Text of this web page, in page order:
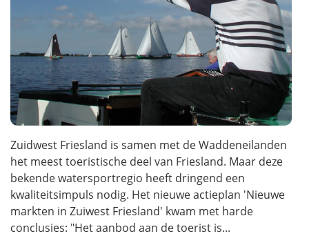
Zuidwest Friesland is samen met de Waddeneilanden
het meest toeristische deel van Friesland. Maar deze
bekende watersportregio heeft dringend een
kwaliteitsimpuls nodig. Het nieuwe actieplan 'Nieuwe
markten in Zuiwest Friesland' kwam met harde
conclusies: "Het aanbod aan de toerist is...